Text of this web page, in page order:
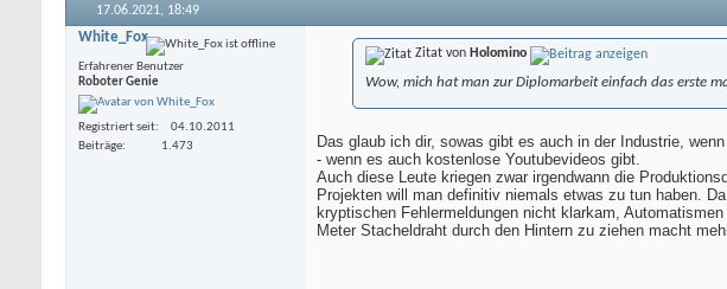
17.06.2021, 18:49
White_Fox
Erfahrener Benutzer
Roboter Genie
Registriert seit
04.10.2011
Beiträge
1.473
Zitat von Holomino
Wow, mich hat man zur Diplomarbeit einfach das erste
Das glaub ich dir, sowas gibt es auch in der Industrie,
- wenn es auch kostenlose Youtubevideos gibt.
Auch diese Leute kriegen zwar irgendwann die
Projekten will man definitiv niemals etwas zu tun haben.
kryptischen Fehlermeldungen nicht klarkam,
Meter Stacheldraht durch den Hintern zu ziehen macht